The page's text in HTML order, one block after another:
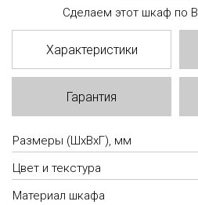
Сделаем этот шкаф по
Характеристики
Гарантия
Размеры (ШxВxГ), мм
Цвет и текстура
Материал шкафа